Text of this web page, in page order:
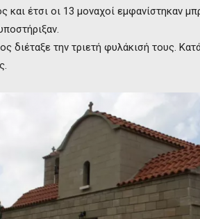
και έτσι οι 13 μοναχοί εμφανίστηκαν
διέταξε την τριετή φυλάκισή τους.